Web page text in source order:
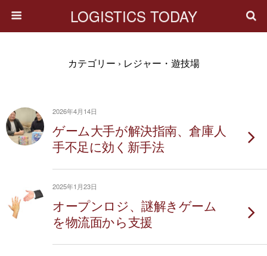
LOGISTICS TODAY
カテゴリー › レジャー・遊技場
2026年4月14日
ゲーム大手が解決指南、倉庫人
手不足に効く新手法
2025年1月23日
オープンロジ、謎解きゲーム
を物流面から支援